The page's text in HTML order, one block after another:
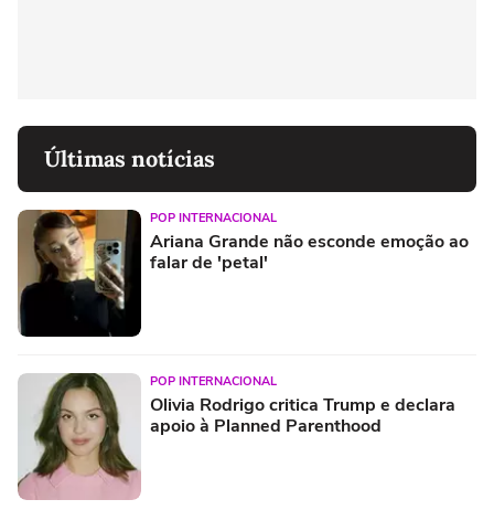
Últimas notícias
POP INTERNACIONAL
Ariana Grande não esconde emoção ao
falar de 'petal'
POP INTERNACIONAL
Olivia Rodrigo critica Trump e declara
apoio à Planned Parenthood